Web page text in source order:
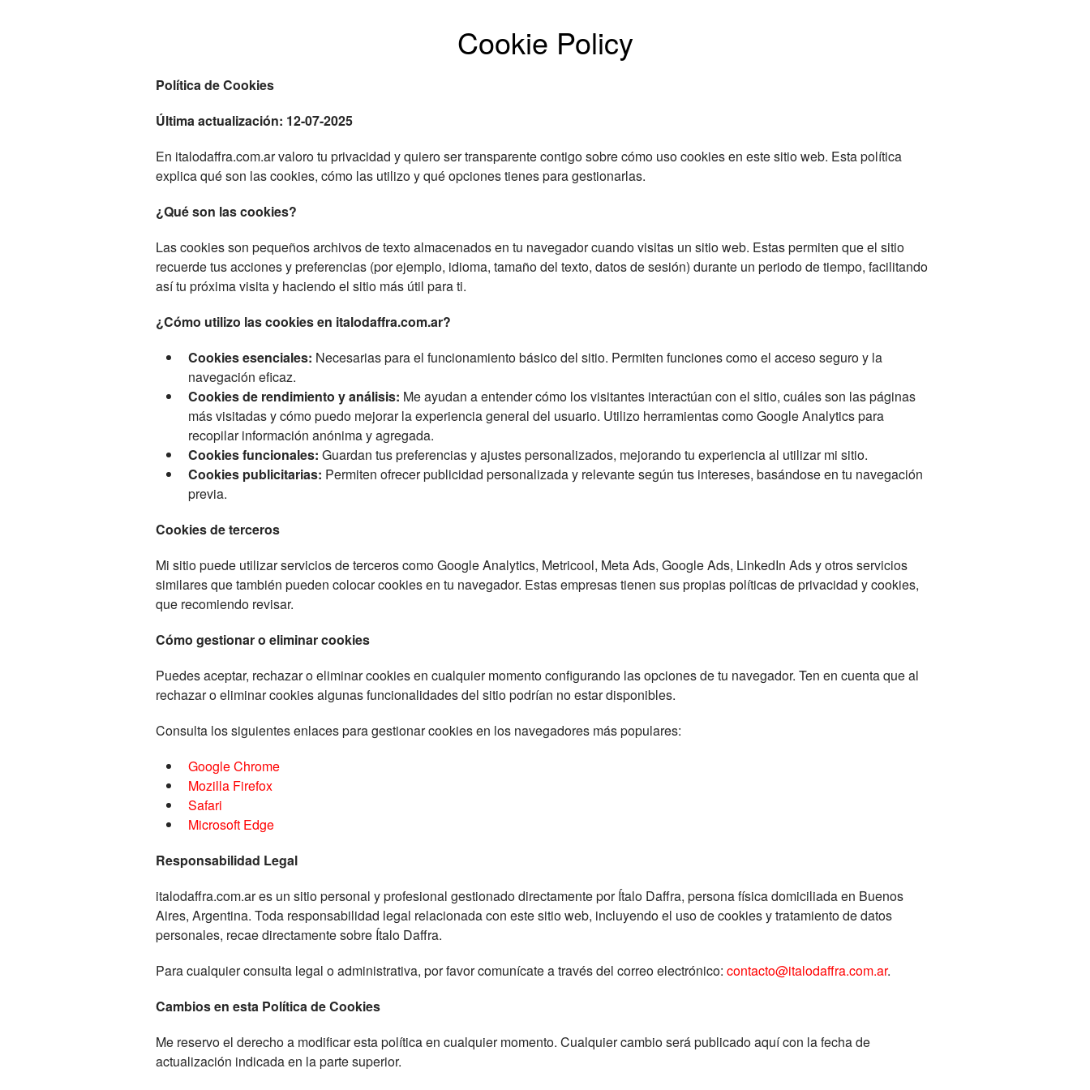
Cookie Policy
Política de Cookies
Última actualización: 12-07-2025
En italodaffra.com.ar valoro tu privacidad y quiero ser transparente contigo sobre cómo uso cookies en este sitio web. Esta política
explica qué son las cookies, cómo las utilizo y qué opciones tienes para gestionarlas.
¿Qué son las cookies?
Las cookies son pequeños archivos de texto almacenados en tu navegador cuando visitas un sitio web. Estas permiten que el sitio
recuerde tus acciones y preferencias (por ejemplo, idioma, tamaño del texto, datos de sesión) durante un periodo de tiempo, facilitando
así tu próxima visita y haciendo el sitio más útil para ti.
¿Cómo utilizo las cookies en italodaffra.com.ar?
Cookies esenciales: Necesarias para el funcionamiento básico del sitio. Permiten funciones como el acceso seguro y la
navegación eficaz.
Cookies de rendimiento y análisis: Me ayudan a entender cómo los visitantes interactúan con el sitio, cuáles son las páginas
más visitadas y cómo puedo mejorar la experiencia general del usuario. Utilizo herramientas como Google Analytics para
recopilar información anónima y agregada.
Cookies funcionales: Guardan tus preferencias y ajustes personalizados, mejorando tu experiencia al utilizar mi sitio.
Cookies publicitarias: Permiten ofrecer publicidad personalizada y relevante según tus intereses, basándose en tu navegación
previa.
Cookies de terceros
Mi sitio puede utilizar servicios de terceros como Google Analytics, Metricool, Meta Ads, Google Ads, LinkedIn Ads y otros servicios
similares que también pueden colocar cookies en tu navegador. Estas empresas tienen sus propias políticas de privacidad y cookies,
que recomiendo revisar.
Cómo gestionar o eliminar cookies
Puedes aceptar, rechazar o eliminar cookies en cualquier momento configurando las opciones de tu navegador. Ten en cuenta que al
rechazar o eliminar cookies algunas funcionalidades del sitio podrían no estar disponibles.
Consulta los siguientes enlaces para gestionar cookies en los navegadores más populares:
Google Chrome
Mozilla Firefox
Safari
Microsoft Edge
Responsabilidad Legal
italodaffra.com.ar es un sitio personal y profesional gestionado directamente por Ítalo Daffra, persona física domiciliada en Buenos
Aires, Argentina. Toda responsabilidad legal relacionada con este sitio web, incluyendo el uso de cookies y tratamiento de datos
personales, recae directamente sobre Ítalo Daffra.
Para cualquier consulta legal o administrativa, por favor comunícate a través del correo electrónico: contacto@italodaffra.com.ar.
Cambios en esta Política de Cookies
Me reservo el derecho a modificar esta política en cualquier momento. Cualquier cambio será publicado aquí con la fecha de
actualización indicada en la parte superior.